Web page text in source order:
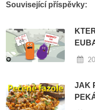
Související příspěvky:
JAK